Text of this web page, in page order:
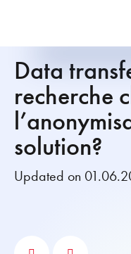
Data
recherche
solution?
Updated on